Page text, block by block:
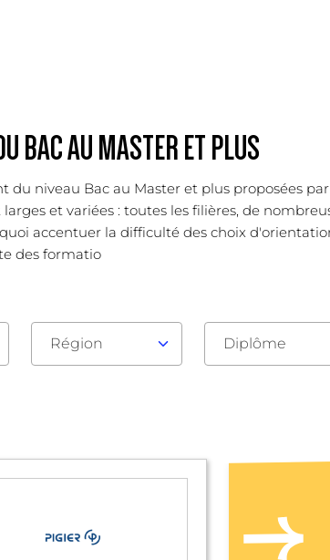
BAC AU MASTER ET PLUS
niveau Bac au Master et plus proposées
et variées : toutes les filières, de
accentuer la difficulté des choix
des formatio
Région Diplôme